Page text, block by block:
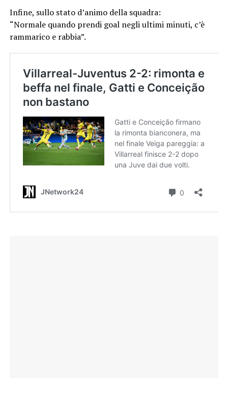
Infine, sullo stato d’animo della squadra:
“Normale quando prendi goal negli ultimi minuti, c’è
rammarico e rabbia”.